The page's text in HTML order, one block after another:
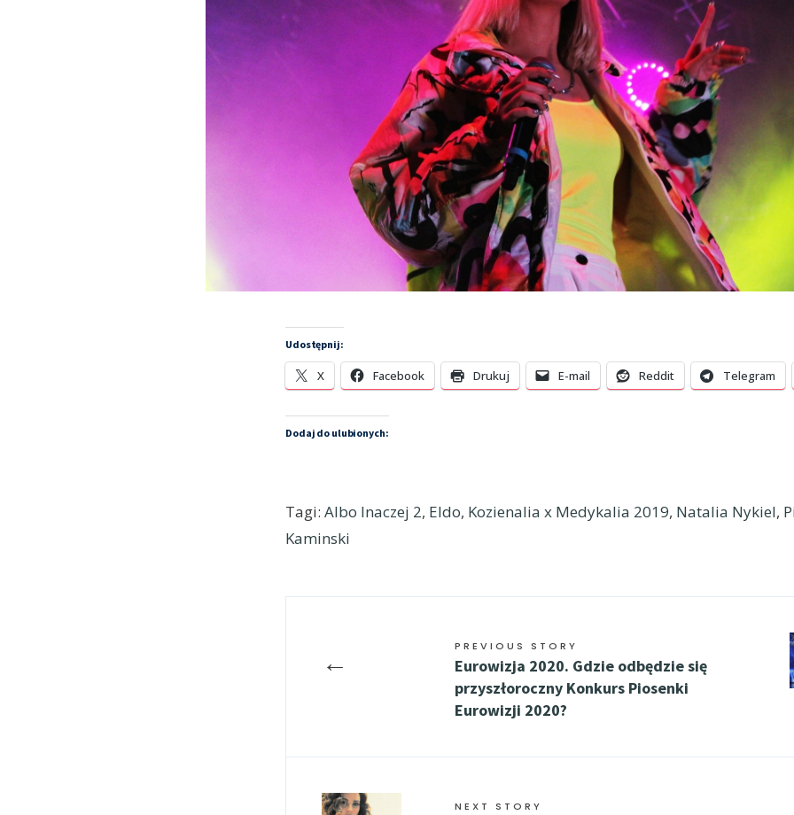
Udostępnij:
X Facebook Drukuj E-mail Reddit Telegram
Dodaj do ulubionych:
Tagi: Albo Inaczej 2, Eldo, Kozienalia x Medykalia 2019, Natalia Nykiel,
Kaminski
← PREVIOUS STORY
Eurowizja 2020. Gdzie odbędzie się
przyszłoroczny Konkurs Piosenki
Eurowizji 2020?
NEXT STORY